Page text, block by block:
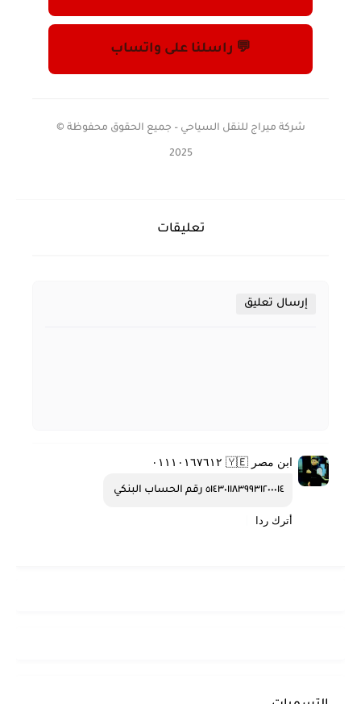
💬 راسلنا على واتساب
شركة ميراج للنقل السياحي – جميع الحقوق محفوظة ©
2025
تعليقات
إرسال تعليق
ابن مصر 🇾🇪 ٠١١١٠١٦٧٦١٢
٥١٤٣٠١١٨٣٩٩٣١٢٠٠٠١٤ رقم الحساب البنكي
أترك ردا